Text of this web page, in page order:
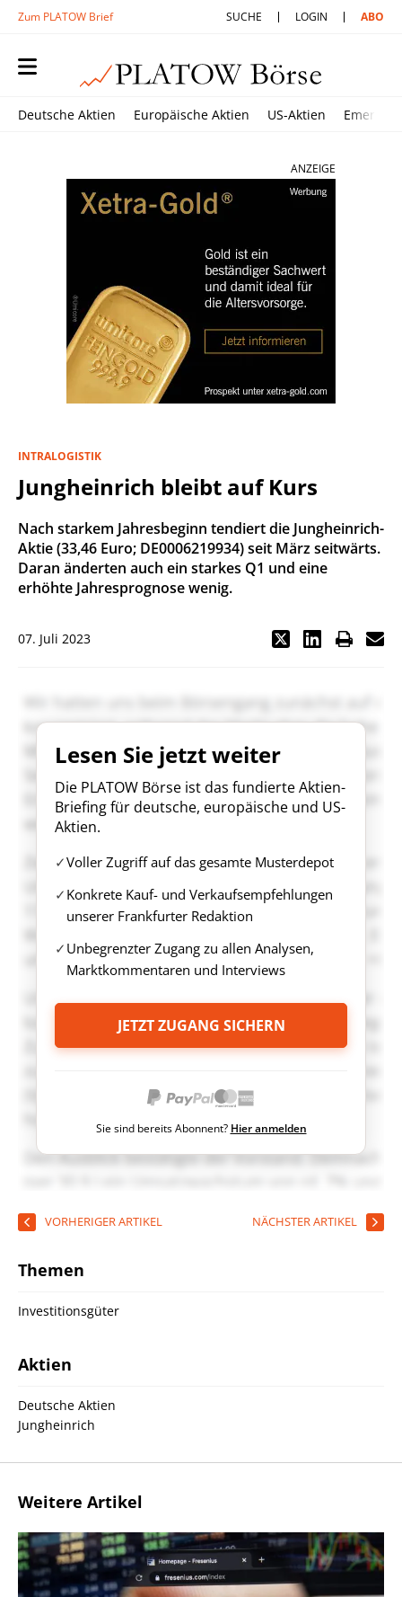
Zum PLATOW Brief SUCHE LOGIN ABO
Deutsche Aktien Europäische Aktien US-Aktien
ANZEIGE
INTRALOGISTIK
Jungheinrich bleibt auf Kurs
Nach starkem Jahresbeginn tendiert die Jungheinrich-
Aktie (33,46 Euro; DE0006219934) seit März seitwärts.
Daran änderten auch ein starkes Q1 und eine
erhöhte Jahresprognose wenig.
07. Juli 2023
Lesen Sie jetzt weiter
Die PLATOW Börse ist das fundierte Aktien-
Briefing für deutsche, europäische und US-
Aktien.
Voller Zugriff auf das gesamte Musterdepot
Konkrete Kauf- und Verkaufsempfehlungen
unserer Frankfurter Redaktion
Unbegrenzter Zugang zu allen Analysen,
Marktkommentaren und Interviews
JETZT ZUGANG SICHERN
Sie sind bereits Abonnent? Hier anmelden
VORHERIGER ARTIKEL NÄCHSTER ARTIKEL
Themen
Investitionsgüter
Aktien
Deutsche Aktien
Jungheinrich
Weitere Artikel